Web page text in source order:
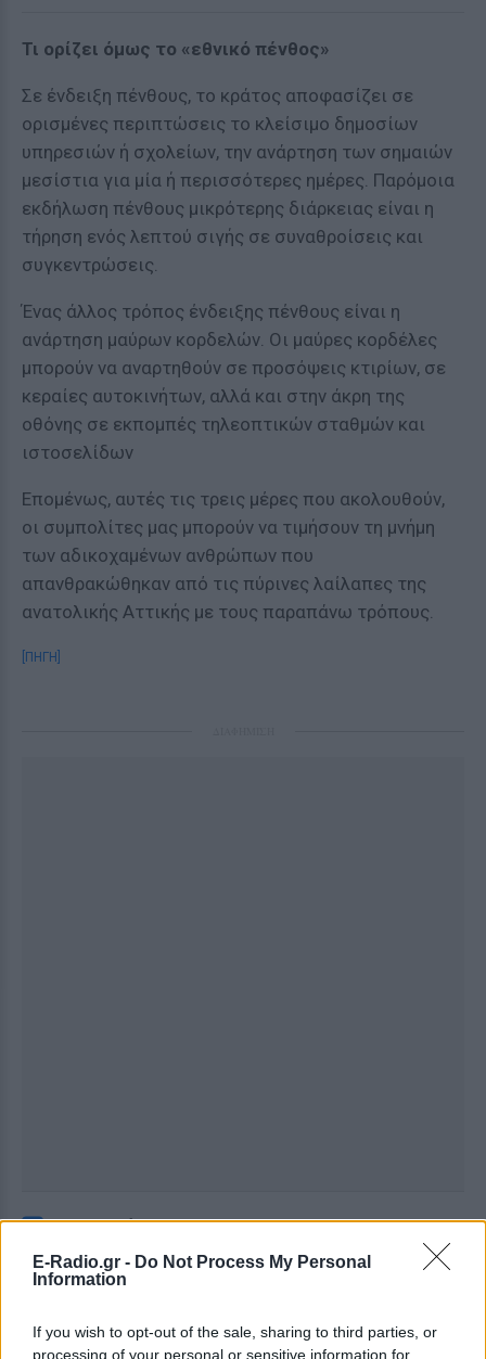
E-Radio.gr - Do Not Process My Personal
Information
If you wish to opt-out of the sale, sharing to third parties, or
processing of your personal or sensitive information for
Τι ορίζει όμως το «εθνικό πένθος»
Σε ένδειξη πένθους, το κράτος αποφασίζει σε
ορισμένες περιπτώσεις το κλείσιμο δημοσίων
υπηρεσιών ή σχολείων, την ανάρτηση των σημαιών
μεσίστια για μία ή περισσότερες ημέρες. Παρόμοια
εκδήλωση πένθους μικρότερης διάρκειας είναι η
τήρηση ενός λεπτού σιγής σε συναθροίσεις και
συγκεντρώσεις.
Ένας άλλος τρόπος ένδειξης πένθους είναι η
ανάρτηση μαύρων κορδελών. Οι μαύρες κορδέλες
μπορούν να αναρτηθούν σε προσόψεις κτιρίων, σε
κεραίες αυτοκινήτων, αλλά και στην άκρη της
οθόνης σε εκπομπές τηλεοπτικών σταθμών και
ιστοσελίδων
Επομένως, αυτές τις τρεις μέρες που ακολουθούν,
οι συμπολίτες μας μπορούν να τιμήσουν τη μνήμη
των αδικοχαμένων ανθρώπων που
απανθρακώθηκαν από τις πύρινες λαίλαπες της
ανατολικής Αττικής με τους παραπάνω τρόπους.
[ΠΗΓΗ]
Ακολουθήστε το E-Radio.gr στοGoogle News
και μάθετε πρώτοι τα πιο hot νέα.
και ότι σου κάνει κλικ!